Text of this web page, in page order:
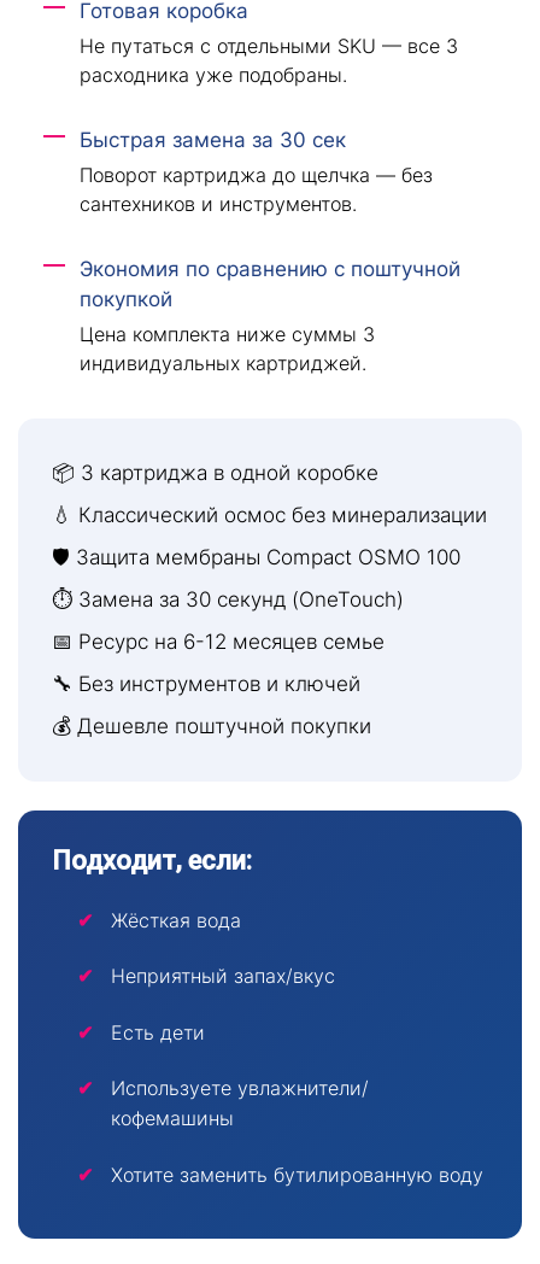
Готовая коробка
Не путаться с отдельными SKU — все 3
расходника уже подобраны.
Быстрая замена за 30 сек
Поворот картриджа до щелчка — без
сантехников и инструментов.
Экономия по сравнению с поштучной
покупкой
Цена комплекта ниже суммы 3
индивидуальных картриджей.
📦 3 картриджа в одной коробке
💧 Классический осмос без минерализации
🛡 Защита мембраны Compact OSMO 100
⏱ Замена за 30 секунд (OneTouch)
📅 Ресурс на 6-12 месяцев семье
🔧 Без инструментов и ключей
💰 Дешевле поштучной покупки
Подходит, если:
Жёсткая вода
Неприятный запах/вкус
Есть дети
Используете увлажнители/
кофемашины
Хотите заменить бутилированную воду